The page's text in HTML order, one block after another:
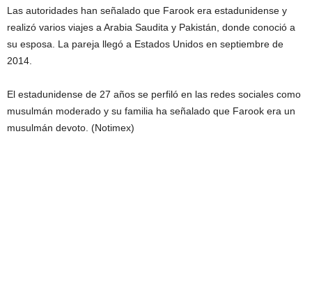
Las autoridades han señalado que Farook era estadunidense y
realizó varios viajes a Arabia Saudita y Pakistán, donde conoció a
su esposa. La pareja llegó a Estados Unidos en septiembre de
2014.
El estadunidense de 27 años se perfiló en las redes sociales como
musulmán moderado y su familia ha señalado que Farook era un
musulmán devoto. (Notimex)